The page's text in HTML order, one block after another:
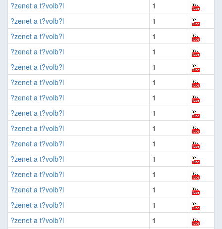
?zenet a t?volb?l
1
?zenet a t?volb?l
1
?zenet a t?volb?l
1
?zenet a t?volb?l
1
?zenet a t?volb?l
1
?zenet a t?volb?l
1
?zenet a t?volb?l
1
?zenet a t?volb?l
1
?zenet a t?volb?l
1
?zenet a t?volb?l
1
?zenet a t?volb?l
1
?zenet a t?volb?l
1
?zenet a t?volb?l
1
?zenet a t?volb?l
1
?zenet a t?volb?l
1